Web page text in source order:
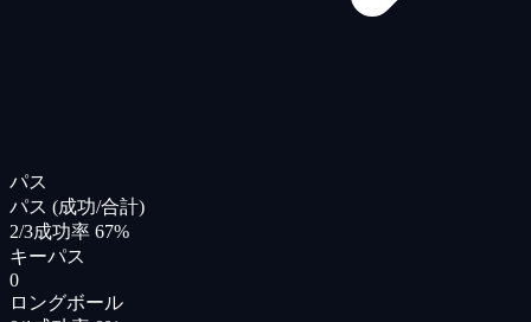
パス
パス (成功/合計)
2/3成功率 67%
キーパス
0
ロングボール